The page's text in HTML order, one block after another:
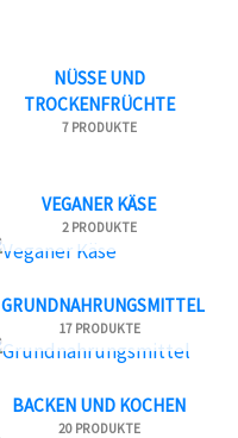
NÜSSE UND
TROCKENFRÜCHTE
7 PRODUKTE
VEGANER KÄSE
2 PRODUKTE
GRUNDNAHRUNGSMITTEL
17 PRODUKTE
BACKEN UND KOCHEN
20 PRODUKTE